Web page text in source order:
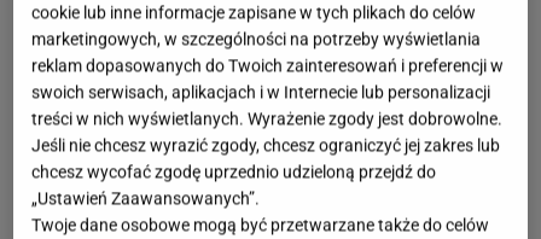
cookie lub inne informacje zapisane w tych plikach do celów
marketingowych, w szczególności na potrzeby wyświetlania
reklam dopasowanych do Twoich zainteresowań i preferencji w
swoich serwisach, aplikacjach i w Internecie lub personalizacji
treści w nich wyświetlanych. Wyrażenie zgody jest dobrowolne.
Jeśli nie chcesz wyrazić zgody, chcesz ograniczyć jej zakres lub
chcesz wycofać zgodę uprzednio udzieloną przejdź do
„Ustawień Zaawansowanych”.
Twoje dane osobowe mogą być przetwarzane także do celów